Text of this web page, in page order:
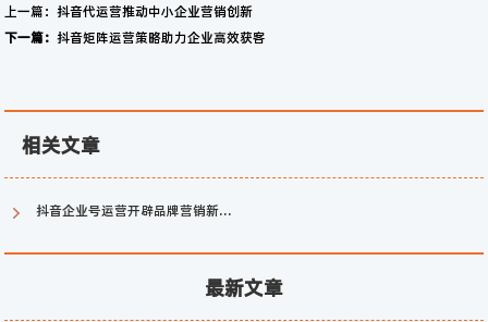
上一篇：抖音代运营推动中小企业营销创新
下一篇：抖音矩阵运营策略助力企业高效获客
相关文章
抖音企业号运营开辟品牌营销新天地
最新文章